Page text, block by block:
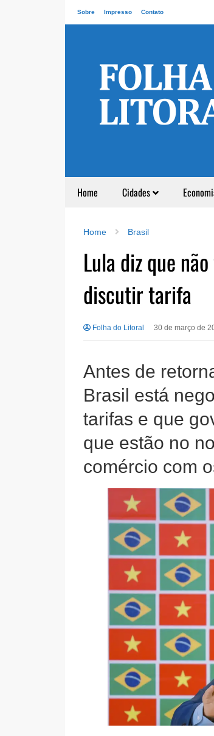
Sobre Impresso Contato
Home Cidades
Home Brasil
Lula diz que
discutir tarifa
Folha do Litoral 30 de março de
Antes de
Brasil está
tarifas e que
que estão no
comércio com